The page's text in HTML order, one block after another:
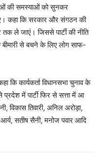
की समस्याओं को सुनकर
कहा कि सरकार और संगठन की
तक ले जाएं। जिससे पार्टी की नीति
से बचने के लिए लोग साफ-
कार्यकर्ता विधानसभा चुनाव के
में पार्टी फिर से सत्ता में आ
तिवारी, अनिल अरोड़ा,
सतीष सैनी, मनोज पवार आदि